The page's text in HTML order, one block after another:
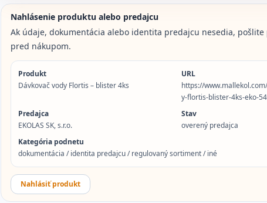
Nahlásenie produktu alebo predajcu
Ak údaje, dokumentácia alebo identita predajcu nesedia,
pred nákupom.
Produkt
Dávkovač vody Flortis – blister 4ks
URL
https://
y-flortis-blister-4ks-eko-
Predajca
EKOLAS SK, s.r.o.
Stav
overený predajca
Kategória podnetu
dokumentácia / identita predajcu / regulovaný sortiment / iné
Nahlásiť produkt